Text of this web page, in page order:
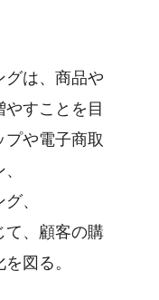
グは、商品や
すことを目
プや電子商取
、
て、顧客の購
図る。